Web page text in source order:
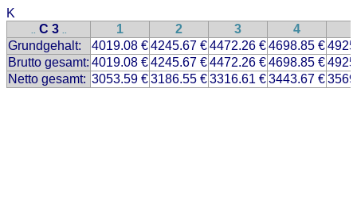
K
.. C 3 .. 1 2 3 4
Grundgehalt:
4019.08 €4245.67 €4472.26 €4698.85 €
Brutto gesamt: 4019.08 €4245.67 €4472.26 €4698.85 €
Netto gesamt: 3053.59 €3186.55 €3316.61 €3443.67 €